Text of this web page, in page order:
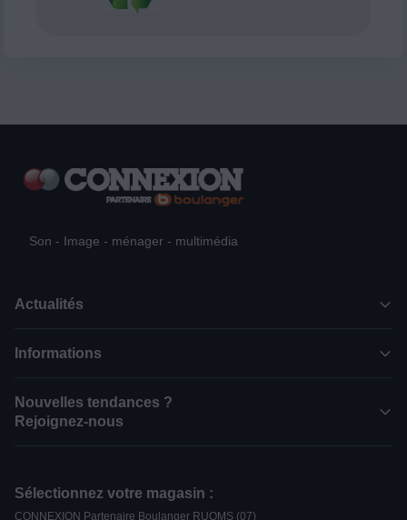
Son - Image - ménager - multimédia
Actualités
Informations
Nouvelles tendances ?
Rejoignez-nous
Sélectionnez votre magasin :
CONNEXION Partenaire Boulanger RUOMS (07)